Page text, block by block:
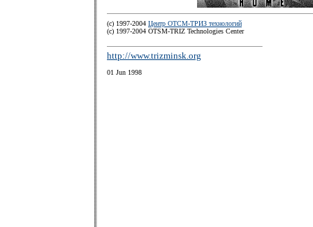
(c) 1997-2004 Центр ОТСМ-ТРИЗ технологий
(с) 1997-2004 OTSM-TRIZ Technologies Center
http://www.trizminsk.org
01 Jun 1998